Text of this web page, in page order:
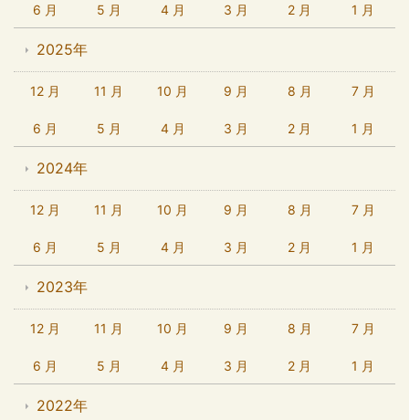
6 月 5 月 4 月 3 月 2 月 1 月
2025年
12 月 11 月 10 月 9 月 8 月 7 月
6 月 5 月 4 月 3 月 2 月 1 月
2024年
12 月 11 月 10 月 9 月 8 月 7 月
6 月 5 月 4 月 3 月 2 月 1 月
2023年
12 月 11 月 10 月 9 月 8 月 7 月
6 月 5 月 4 月 3 月 2 月 1 月
2022年